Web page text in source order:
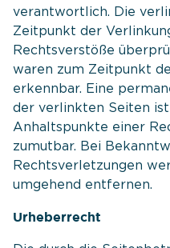
verantwortlich. Die
Zeitpunkt der
Rechtsverstöße
waren zum Zeitpunkt
erkennbar. Eine
der verlinkten Seiten
Anhaltspunkte einer
zumutbar. Bei
Rechtsverletzungen
umgehend entfernen.
Urheberrecht